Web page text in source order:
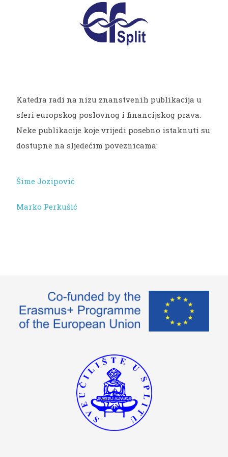
Katedra radi na nizu znanstvenih publikacija u
sferi europskog poslovnog i financijskog prava.
Neke publikacije koje vrijedi posebno istaknuti su
dostupne na sljedećim poveznicama:
Šime Jozipović
Marko Perkušić